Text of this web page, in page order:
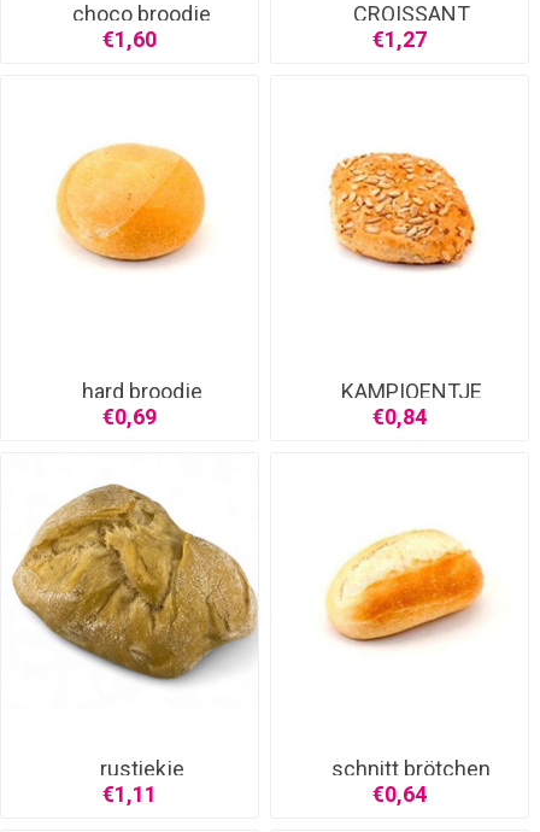
choco broodje
€1,60
CROISSANT
€1,27
hard broodje
€0,69
KAMPIOENTJE
€0,84
rustiekje
€1,11
schnitt brötchen
€0,64